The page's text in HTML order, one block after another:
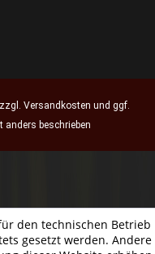
Versandkosten und ggf.
anders beschrieben
den technischen Betrieb
gesetzt werden. Andere